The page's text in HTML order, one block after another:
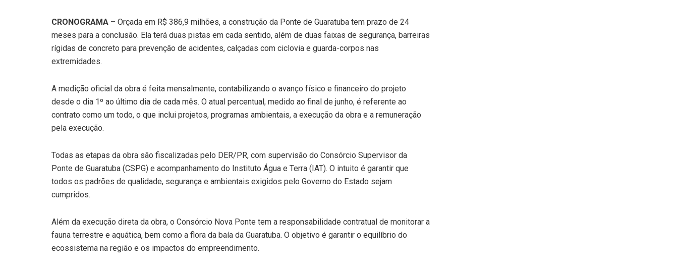
CRONOGRAMA – Orçada em R$ 386,9 milhões, a construção da Ponte de Guaratuba tem prazo de 24
meses para a conclusão. Ela terá duas pistas em cada sentido, além de duas faixas de segurança, barreiras
rígidas de concreto para prevenção de acidentes, calçadas com ciclovia e guarda-corpos nas
extremidades.
A medição oficial da obra é feita mensalmente, contabilizando o avanço físico e financeiro do projeto
desde o dia 1º ao último dia de cada mês. O atual percentual, medido ao final de junho, é referente ao
contrato como um todo, o que inclui projetos, programas ambientais, a execução da obra e a remuneração
pela execução.
Todas as etapas da obra são fiscalizadas pelo DER/PR, com supervisão do Consórcio Supervisor da
Ponte de Guaratuba (CSPG) e acompanhamento do Instituto Água e Terra (IAT). O intuito é garantir que
todos os padrões de qualidade, segurança e ambientais exigidos pelo Governo do Estado sejam
cumpridos.
Além da execução direta da obra, o Consórcio Nova Ponte tem a responsabilidade contratual de monitorar a
fauna terrestre e aquática, bem como a flora da baía da Guaratuba. O objetivo é garantir o equilíbrio do
ecossistema na região e os impactos do empreendimento.